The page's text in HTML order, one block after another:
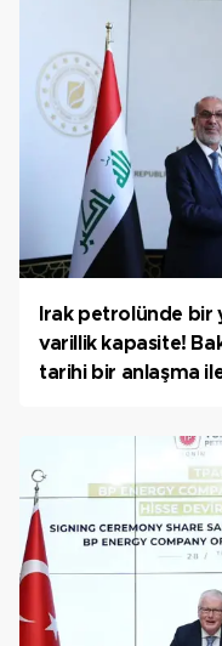
Irak petrolünde bir
varillik kapasite!
tarihi bir anlaşma